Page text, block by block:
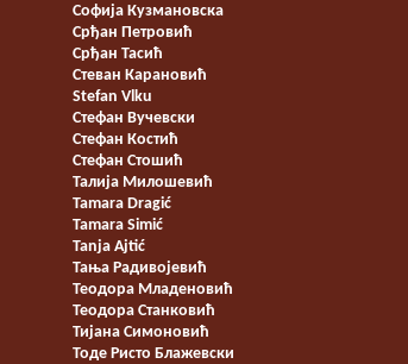
Софија Кузмановска
Срђан Петровић
Срђан Тасић
Стеван Карановић
Stefan Vlku
Стефан Вучевски
Стефан Костић
Стефан Стошић
Талија Милошевић
Tamara Dragić
Tamara Simić
Tanja Ajtić
Тања Радивојевић
Теодора Младеновић
Теодора Станковић
Тијана Симоновић
Тоде Ристо Блажевски